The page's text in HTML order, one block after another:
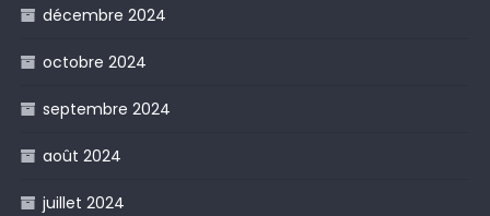
décembre 2024
octobre 2024
septembre 2024
août 2024
juillet 2024